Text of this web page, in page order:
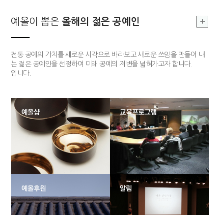
부여, 지역문화싹틔우기
부여 지역의 공예를 기반으로 한 지역문화를 발전시킴으로 공예 커뮤니티
의 구심점을 구축하고자 합니다.
예올이 뽑은 올해의 장인
전통적 기법과 기능을 구현할 수 있고 개방적 사고를 가지고 있는 장인 한
분을 매년 선정하여 작품개발 및 판매까지 전 과정을 함께하는 후원 사업
입니다.
예올이 뽑은 올해의 젊은 공예인
전통 공예의 가치를 새로운 시각으로 바라보고 새로운 쓰임을 만들어 내
는 젊은 공예인을 선정하여 미래 공예의 저변을 넓혀가고자 합니다.
부여, 지역문화올해의 장인